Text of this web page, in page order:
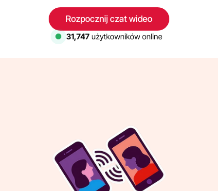
Rozpocznij czat wideo
31,747 użytkowników online